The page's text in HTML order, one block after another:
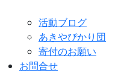
活動ブログ
あきやぴかり団
寄付のお願い
お問合せ